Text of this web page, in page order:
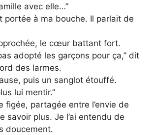
avec elle…”
portée à ma bouche. Il parlait de
le cœur battant fort.
adopté les garçons pour ça,” dit
des larmes.
puis un sanglot étouffé.
lui mentir.”
figée, partagée entre l’envie de
savoir plus. Je l’ai entendu de
doucement.